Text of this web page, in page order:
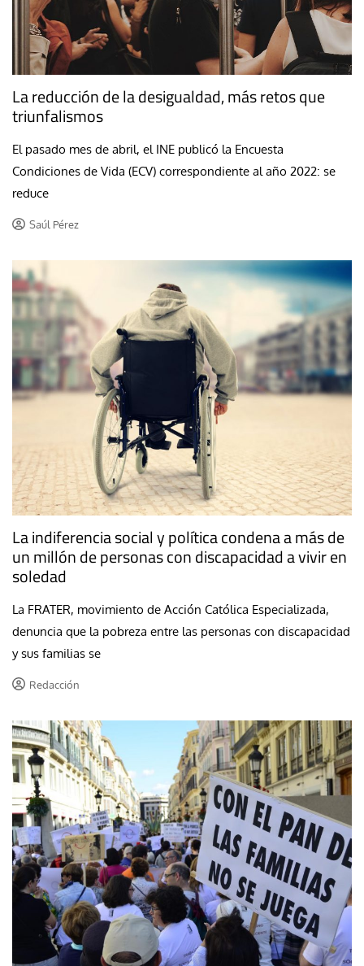
La reducción de la desigualdad, más retos que
triunfalismos
El pasado mes de abril, el INE publicó la Encuesta
Condiciones de Vida (ECV) correspondiente al año 2022: se
reduce
Saúl Pérez
La indiferencia social y política condena a más de
un millón de personas con discapacidad a vivir en
soledad
La FRATER, movimiento de Acción Católica Especializada,
denuncia que la pobreza entre las personas con discapacidad
y sus familias se
Redacción